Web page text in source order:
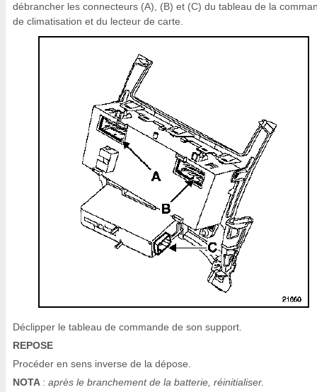
débrancher les connecteurs (A), (B) et (C) du tableau de la
de climatisation et du lecteur de carte.
Déclipper le tableau de commande de son support.
REPOSE
Procéder en sens inverse de la dépose.
NOTA : après le branchement de la batterie, réinitialiser.